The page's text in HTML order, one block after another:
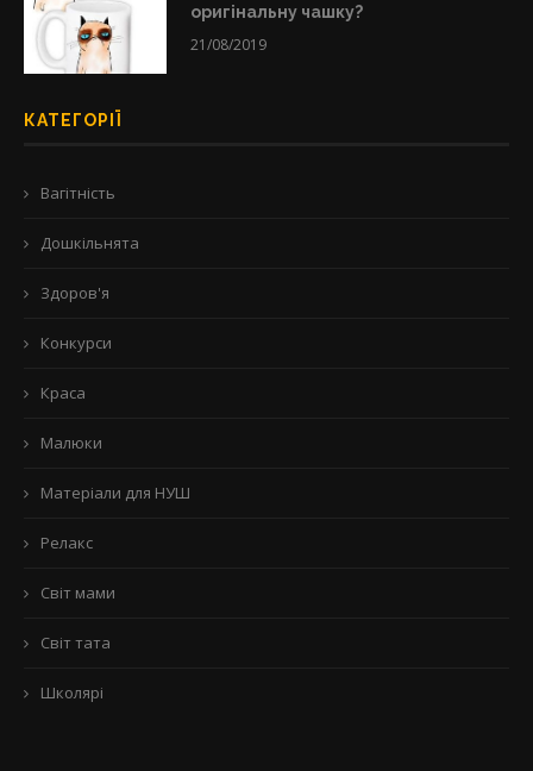
оригінальну чашку?
21/08/2019
КАТЕГОРІЇ
Вагітність
Дошкільнята
Здоров'я
Конкурси
Краса
Малюки
Матеріали для НУШ
Релакс
Світ мами
Світ тата
Школярі